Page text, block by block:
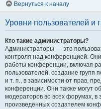
Вернуться к началу
Уровни пользователей и
Кто такие администраторы?
Администраторы — это
контроля над конференцией.
работы конференции, включая
пользователей, создание групп
и т. п., в зависимости от прав,
конференции. Они также могут
модераторов во всех форумах, в
произведённых создателем